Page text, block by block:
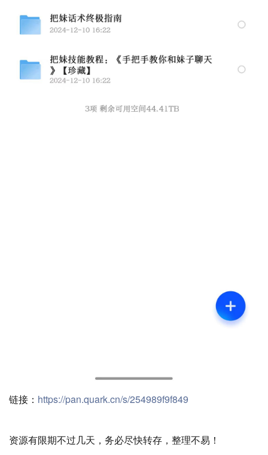
链接： https://pan.quark.cn/s/254989f9f849
资源有限期不过几天，务必尽快转存，整理不易！